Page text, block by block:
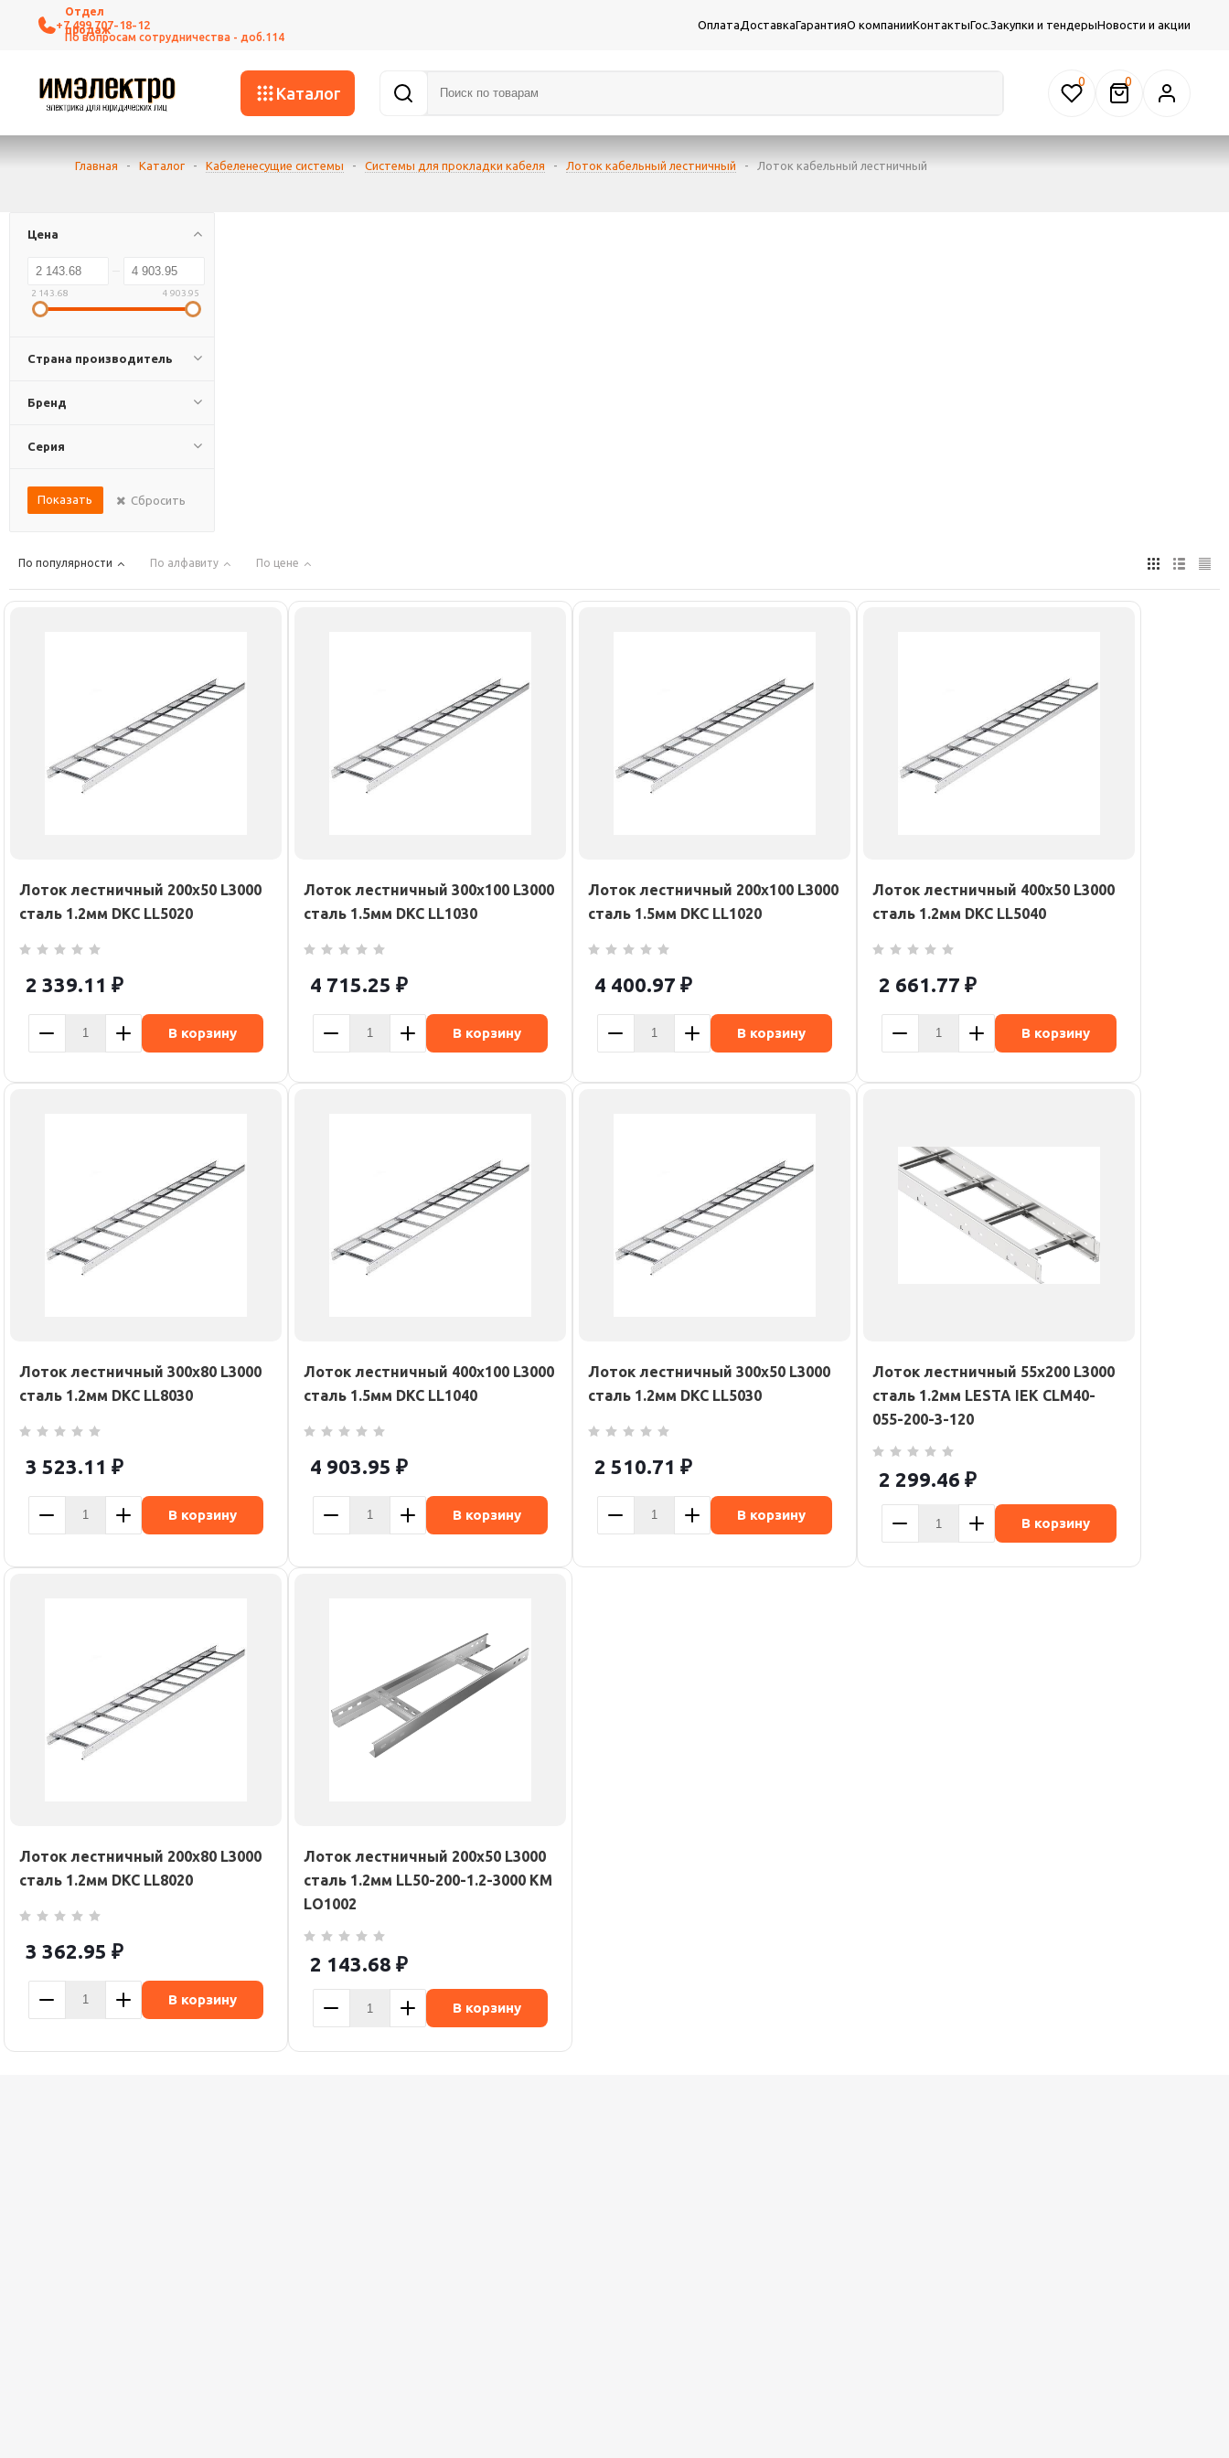
+7 499 707-18-12 ОплатаДоставкаГарантияО компанииКонтактыГос.Закупки и тендерыНовости и акции
Каталог
0
Главная - Каталог - Кабеленесущие системы - Системы для прокладки кабеля - Лоток кабельный лестничный - Лоток кабельный лестничный
Цена
2 143.68 4 903.95
Страна производитель
Бренд
Серия
Показать Сбросить
По популярности По алфавиту По цене
Лоток лестничный 200х50 L3000
сталь 1.2мм DKC LL5020
2 339.11 ₽
В корзину
Лоток лестничный 300х100 L3000
сталь 1.5мм DKC LL1030
4 715.25 ₽
В корзину
Лоток лестничный 200х100 L3000
сталь 1.5мм DKC LL1020
4 400.97 ₽
В корзину
Лоток лестничный 400х50 L3000
сталь 1.2мм DKC LL5040
2 661.77 ₽
В корзину
Лоток лестничный 300х80 L3000
сталь 1.2мм DKC LL8030
3 523.11 ₽
В корзину
Лоток лестничный 400х100 L3000
сталь 1.5мм DKC LL1040
4 903.95 ₽
В корзину
Лоток лестничный 300х50 L3000
сталь 1.2мм DKC LL5030
2 510.71 ₽
В корзину
Лоток лестничный 55х200 L3000
сталь 1.2мм LESTA IEK CLM40-
055-200-3-120
2 299.46 ₽
В корзину
Лоток лестничный 200х80 L3000
сталь 1.2мм DKC LL8020
3 362.95 ₽
В корзину
Лоток лестничный 200х50 L3000
сталь 1.2мм LL50-200-1.2-3000 КМ
LO1002
2 143.68 ₽
В корзину